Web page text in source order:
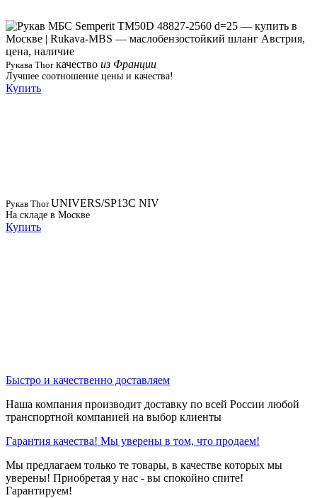
Рукава Thorкачество из Франции
Лучшее соотношение цены и качества!
Купить
Рукав ThorUNIVERS/SP13C NIV
На складе в Москве
Купить
Быстро и качественно доставляем
Наша компания производит доставку по всей России любой
транспортной компанией на выбор клиенты
Гарантия качества! Мы уверены в том, что продаем!
Мы предлагаем только те товары, в качестве которых мы
уверены! Приобретая у нас - вы спокойно спите!
Гарантируем!